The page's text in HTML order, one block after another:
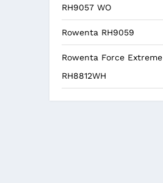
RH9057 WO
Rowenta RH9059
Rowenta Force Extreme
RH8812WH